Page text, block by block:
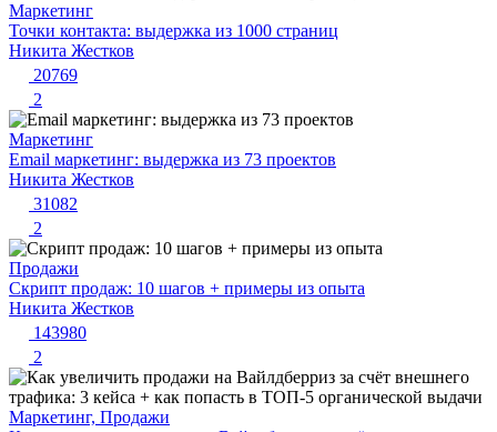
Маркетинг
Точки контакта: выдержка из 1000 страниц
Никита Жестков
20769
2
Маркетинг
Email маркетинг: выдержка из 73 проектов
Никита Жестков
31082
2
Продажи
Скрипт продаж: 10 шагов + примеры из опыта
Никита Жестков
143980
2
Маркетинг, Продажи